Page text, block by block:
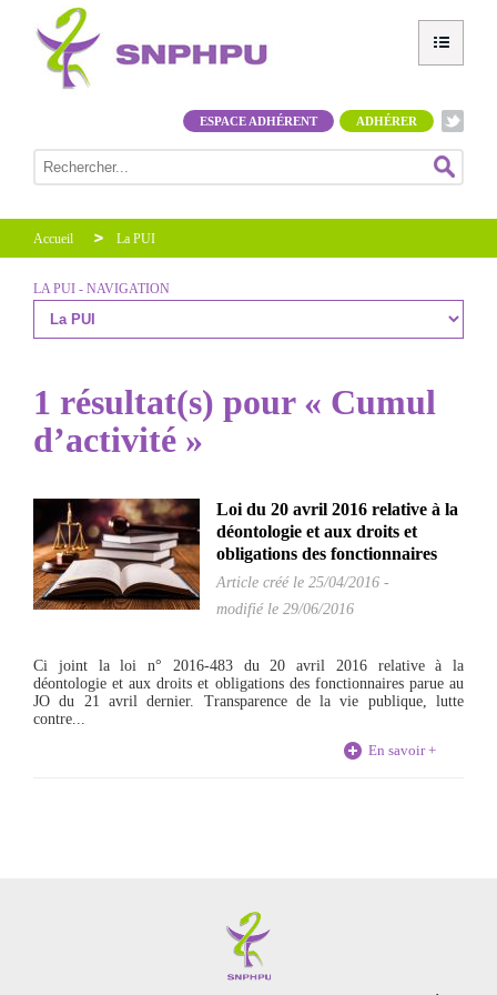
ADHÉRER
ESPACE ADHÉRENT
Accueil La PUI
LA PUI - NAVIGATION
1 résultat(s) pour « Cumul
d’activité »
Loi du 20 avril 2016 relative à la
déontologie et aux droits et
obligations des fonctionnaires
Article créé le 25/04/2016 -
modifié le 29/06/2016
Ci joint la loi n° 2016-483 du 20 avril 2016 relative à la
déontologie et aux droits et obligations des fonctionnaires parue au
JO du 21 avril dernier. Transparence de la vie publique, lutte
contre...
En savoir +